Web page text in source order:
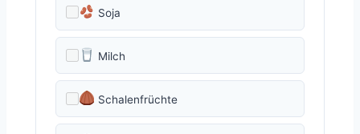
Soja
Milch
Schalenfrüchte